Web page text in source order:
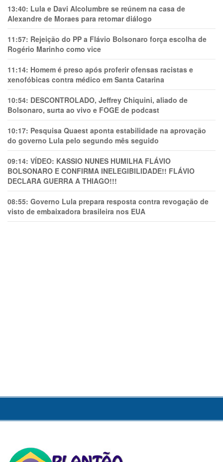
13:40: Lula e Davi Alcolumbre se reúnem na casa de
Alexandre de Moraes para retomar diálogo
11:57: Rejeição do PP a Flávio Bolsonaro força escolha de
Rogério Marinho como vice
11:14: Homem é preso após proferir ofensas racistas e
xenofóbicas contra médico em Santa Catarina
10:54: DESCONTROLADO, Jeffrey Chiquini, aliado de
Bolsonaro, surta ao vivo e FOGE de podcast
10:17: Pesquisa Quaest aponta estabilidade na aprovação
do governo Lula pelo segundo mês seguido
09:14: VÍDEO: KASSIO NUNES HUMlLHA FLÁVIO
BOLSONARO E CONFIRMA INELEGIBILIDADE!! FLÁVIO
DECLARA GUERRA A THIAGO!!!
08:55: Governo Lula prepara resposta contra revogação de
visto de embaixadora brasileira nos EUA